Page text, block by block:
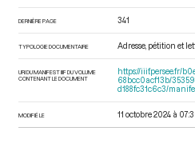
DERNIÈRE PAGE 341
TYPOLOGIE DOCUMENTAIRE Adresse, pétition et
URI DU MANIFEST IIIF DU VOLUME
CONTENANT LE DOCUMENT
https://iiif.persee.fr/
68bcc0acf13b/
d188fc31c6c3/
MODIFIÉ LE 11 octobre 2024 à